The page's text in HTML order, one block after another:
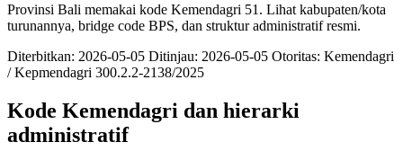
Provinsi Bali memakai kode Kemendagri 51. Lihat kabupaten/kota
turunannya, bridge code BPS, dan struktur administratif resmi.
Diterbitkan: 2026-05-05 Ditinjau: 2026-05-05 Otoritas: Kemendagri
/ Kepmendagri 300.2.2-2138/2025
Kode Kemendagri dan hierarki
administratif